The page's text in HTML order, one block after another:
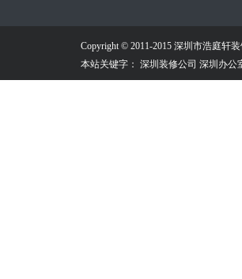
Copyright © 2011-2015 深圳市浩庭轩
本站关键字： 深圳装修公司 深圳办